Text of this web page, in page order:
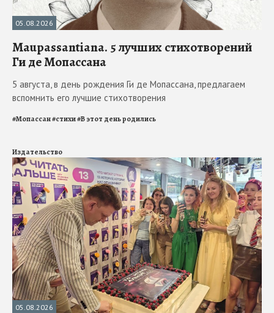
05.08.2026
Maupassantiana. 5 лучших стихотворений
Ги де Мопассана
5 августа, в день рождения Ги де Мопассана, предлагаем
вспомнить его лучшие стихотворения
#Мопассан#стихи#В этот день родились
Издательство
05.08.2026